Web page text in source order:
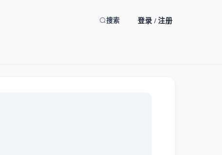
搜索 登录 / 注册